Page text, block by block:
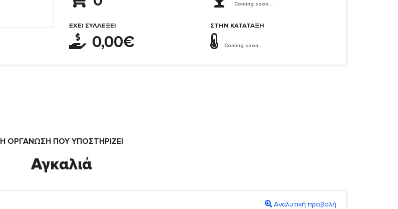
ΈΧΕΙ ΣΥΛΛΈΞΕΙ
0,00€
Coming soon...
ΣΤΗΝ ΚΑΤΆΤΑΞΗ
Coming soon...
Η ΟΡΓΆΝΩΣΗ ΠΟΥ ΥΠΟΣΤΗΡΙΖΕΙ
Αγκαλιά
Αναλυτική προβολή